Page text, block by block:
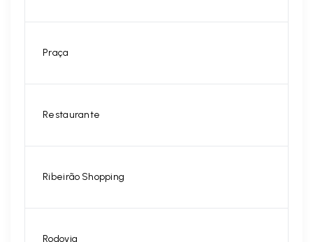
Praça
Restaurante
Ribeirão Shopping
Rodovia